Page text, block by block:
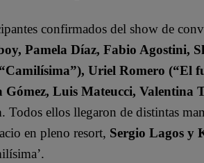
confirmados del show de
Pamela Díaz, Fabio Agostini,
Uriel Romero (“El
Gómez, Luis Mateucci, Valentina
. Todos ellos llegaron de distintas
en pleno resort, Sergio Lagos y